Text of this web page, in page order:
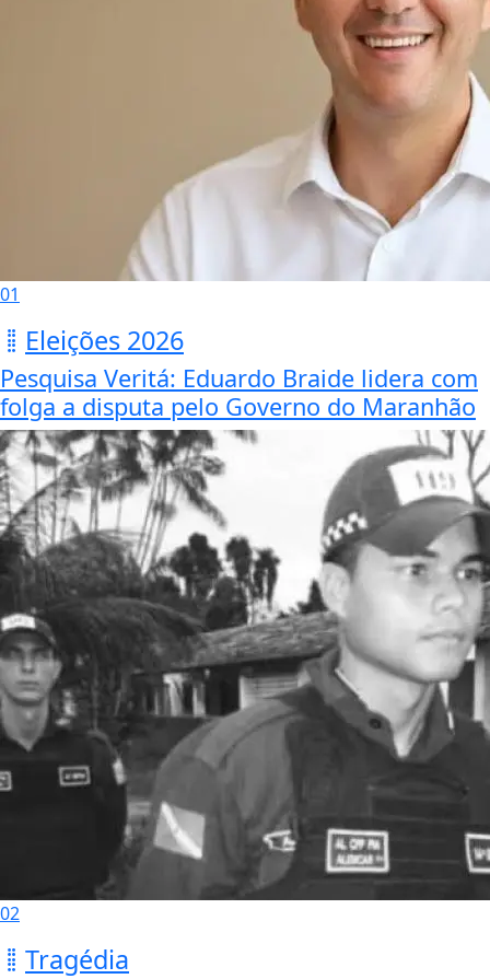
01
Eleições 2026
Pesquisa Veritá: Eduardo Braide lidera com
folga a disputa pelo Governo do Maranhão
02
Tragédia